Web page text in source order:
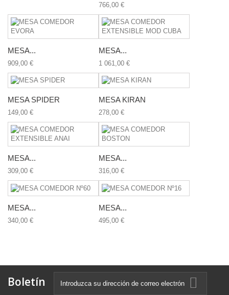
766,00 €
MESA...
909,00 €
MESA...
1 061,00 €
MESA SPIDER
149,00 €
MESA KIRAN
278,00 €
MESA...
309,00 €
MESA...
316,00 €
MESA...
340,00 €
MESA...
495,00 €
Boletín